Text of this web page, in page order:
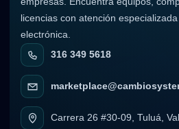
licencias con atención
electrónica.
316 349 5618
Carrera 26 #30-09, Tuluá,